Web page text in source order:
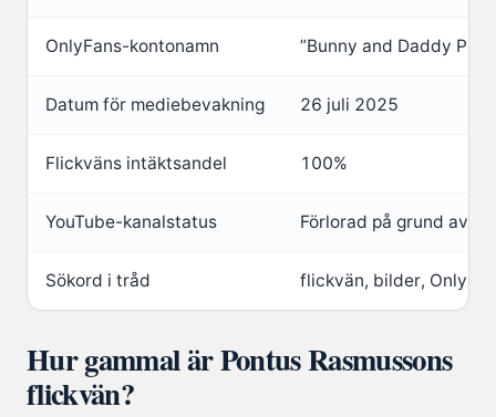
OnlyFans-kontonamn ”Bunny and Daddy
Datum för mediebevakning 26 juli 2025
Flickväns intäktsandel 100%
YouTube-kanalstatus Förlorad på grund av
Sökord i tråd flickvän, bilder,
Hur gammal är Pontus Rasmussons
flickvän?